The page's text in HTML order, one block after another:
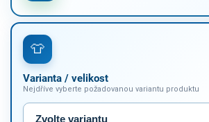
Varianta / velikost
Nejdříve vyberte požadovanou variantu produktu